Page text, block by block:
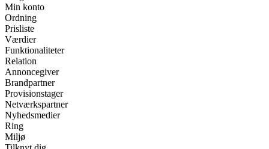
Min konto
Ordning
Prisliste
Værdier
Funktionaliteter
Relation
Annoncegiver
Brandpartner
Provisionstager
Netværkspartner
Nyhedsmedier
Ring
Miljø